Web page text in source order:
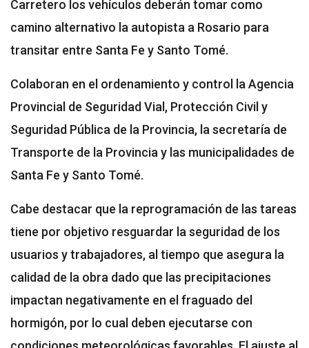
Carretero los vehículos deberán tomar como
camino alternativo la autopista a Rosario para
transitar entre Santa Fe y Santo Tomé.
Colaboran en el ordenamiento y control la Agencia
Provincial de Seguridad Vial, Protección Civil y
Seguridad Pública de la Provincia, la secretaría de
Transporte de la Provincia y las municipalidades de
Santa Fe y Santo Tomé.
Cabe destacar que la reprogramación de las tareas
tiene por objetivo resguardar la seguridad de los
usuarios y trabajadores, al tiempo que asegura la
calidad de la obra dado que las precipitaciones
impactan negativamente en el fraguado del
hormigón, por lo cual deben ejecutarse con